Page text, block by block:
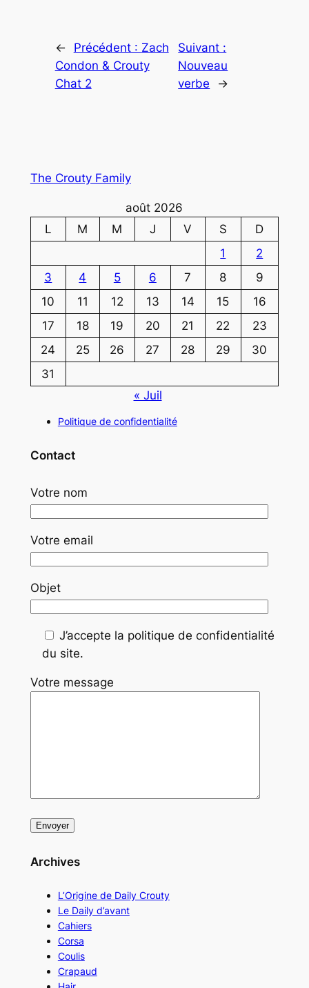
← Précédent : Zach
Condon & Crouty
Chat 2
Suivant :
Nouveau
verbe
→
The Crouty Family
août 2026
L
M M J V S
D
1
2
3
4 5 6 7 8
9
10
11 12 13 14 15
16
17
18 19 20 21 22
23
24
25 26 27 28 29
30
31
« Juil
Politique de confidentialité
Contact
Votre nom
Votre email
Objet
J’accepte la politique de confidentialité
du site.
Votre message
Archives
L’Origine de Daily Crouty
Le Daily d’avant
Cahiers
Corsa
Coulis
Crapaud